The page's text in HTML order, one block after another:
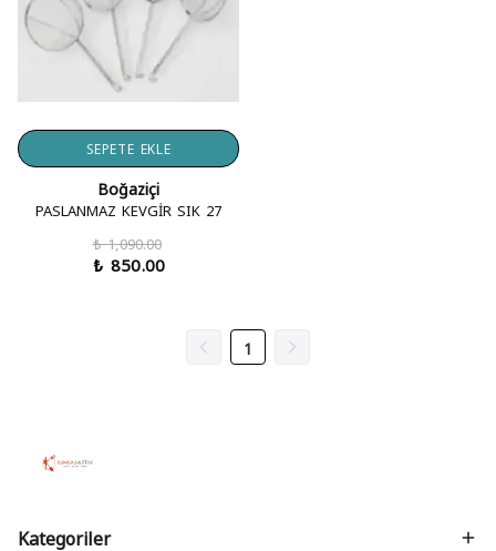
SEPETE EKLE
Boğaziçi
PASLANMAZ KEVGİR SIK 27
₺ 1,090.00
₺ 850.00
1
Kategoriler